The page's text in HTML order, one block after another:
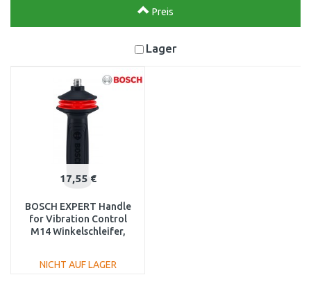
Preis
Lager
17,55 €
BOSCH EXPERT Handle
for Vibration Control
M14 Winkelschleifer,
NICHT AUF LAGER